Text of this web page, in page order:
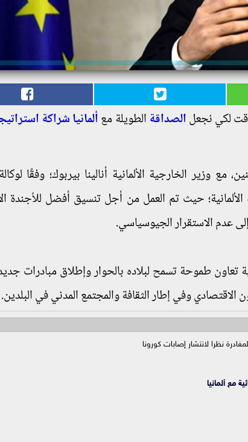
لكي نجعلالصداقة الطويلة معألمانياشراكة
مع وزير الخارجية الألمانية أنالينا بيربوك؛ وفقًا لوكالة
حيث تم العمل من أجل تنسيق أفضل للأجندة
عدم الاستقرار الجيوسياسي.
تعاون طموحة تسمح لبلاده بالحوار وإطلاق مبادرات
الاقتصادي وفي إطار الثقافة والمجتمع المدني في البلدين.
نظرا لانتشار إصابات كورونا
مع ألمانيا